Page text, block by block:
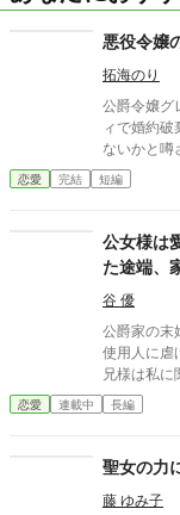
悪役令嬢
拓海のり
公爵令嬢グ
ィで婚約破
ないかと
字の短編で
恋愛 完結 短編
公女様は
た途端、
谷 優
公爵家の末
使用人に虐げ
兄様は私に関心がない
な中、夢の中
前半はあり
恋愛 連載中 長編
聖女の力
藤 ゆみ子